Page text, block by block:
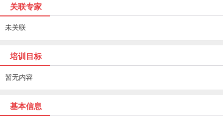
关联专家
未关联
培训目标
暂无内容
基本信息